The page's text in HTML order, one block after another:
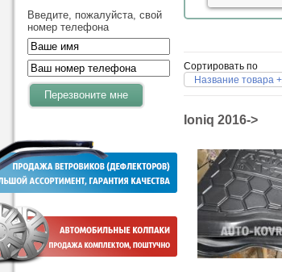
Введите, пожалуйста, свой
номер телефона
Сортировать по
Название товара
Ioniq 2016->